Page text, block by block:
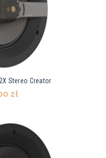
Stereo Creator
zł